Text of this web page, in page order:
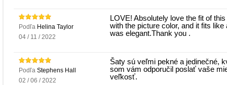
Podľa Helina Taylor
04 / 11 / 2022
LOVE! Absolutely love the fit of
with the picture color, and it fits
was elegant.Thank you .
Podľa Stephens Hall
02 / 06 / 2022
Šaty sú veľmi pekné a jedinečné,
som vám odporučil poslať vaše
veľkosť.